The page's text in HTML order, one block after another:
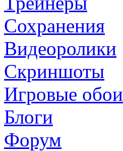
Сохранения
Видеоролики
Скриншоты
Игровые обои
Блоги
Форум